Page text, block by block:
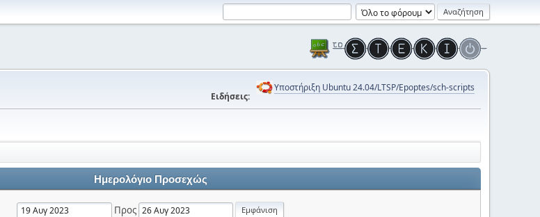
Ειδήσεις:
Υποστήριξη Ubuntu 24.04/LTSP/Epoptes/sch-scripts
Ημερολόγιο Προσεχώς
Προς